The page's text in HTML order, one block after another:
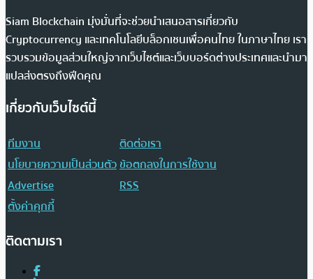
Siam Blockchain มุ่งมั่นที่จะช่วยนำเสนอสารเกี่ยวกับ
Cryptocurrency และเทคโนโลยีบล็อกเชนเพื่อคนไทย ในภาษาไทย เรา
รวบรวมข้อมูลส่วนใหญ่จากเว็บไซต์และเว็บบอร์ดต่างประเทศและนำมา
แปลส่งตรงถึงฟีดคุณ
เกี่ยวกับเว็บไซต์นี้
ทีมงาน
ติดต่อเรา
นโยบายความเป็นส่วนตัวข้อตกลงในการใช้งาน
Advertise
RSS
ตั้งค่าคุกกี้
ติดตามเรา